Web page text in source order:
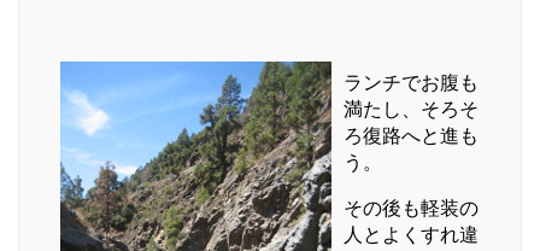
ランチでお腹も
満たし、そろそ
ろ復路へと進も
う。
その後も軽装の
人とよくすれ違